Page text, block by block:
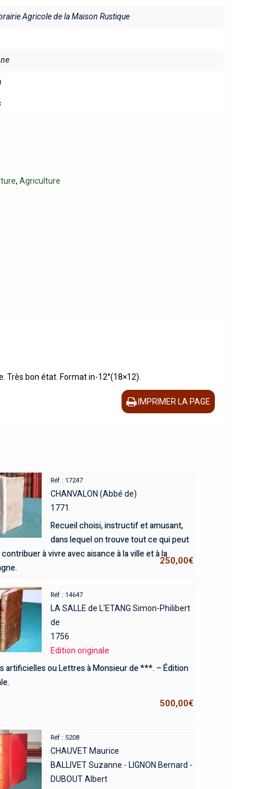
Agricole de la Maison Rustique
,Agriculture
Très bon état. Format in-12°(18×12).
IMPRIMER LA PAGE
Réf : 17247
CHANVALON (Abbé de)
1771
Recueil choisi, instructif et amusant,
dans lequel on trouve tout ce qui peut
à vivre avec aisance à la ville et à la
250,00€
Réf : 14647
LA SALLE de L'ETANG Simon-Philibert
de
1756
Edition originale
artificielles ou Lettres à Monsieur de ***. – Édition
500,00€
Réf : 5208
CHAUVET Maurice
BALLIVET Suzanne - LIGNON Bernard -
DUBOUT Albert